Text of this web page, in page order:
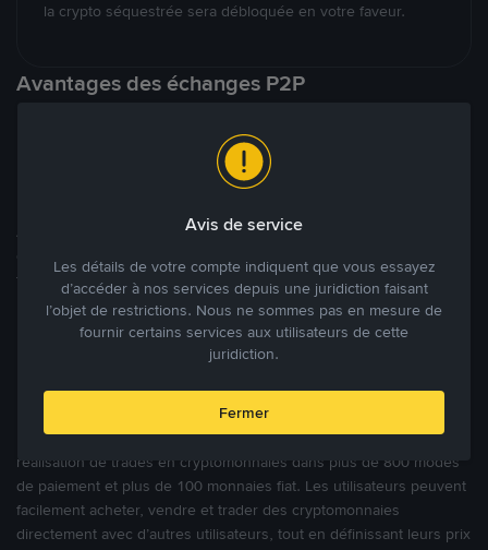
la crypto séquestrée sera débloquée en votre faveur.
Avantages des échanges P2P
À l’encontre des nombreuses autres plateformes P2P qui ciblent
trading véritablement internationale grâce à plus de 70 monnaies
locales.
Bénéficiant de la confiance de millions d’utilisateurs dans le
monde, Binance P2P fournit une plateforme sécurisée pour la
réalisation de trades en cryptomonnaies dans plus de 800 modes
de paiement et plus de 100 monnaies fiat. Les utilisateurs peuvent
facilement acheter, vendre et trader des cryptomonnaies
directement avec d’autres utilisateurs, tout en définissant leurs prix
Avis de service
Les détails de votre compte indiquent que vous essayez
d’accéder à nos services depuis une juridiction faisant
l’objet de restrictions. Nous ne sommes pas en mesure de
fournir certains services aux utilisateurs de cette
juridiction.
Fermer